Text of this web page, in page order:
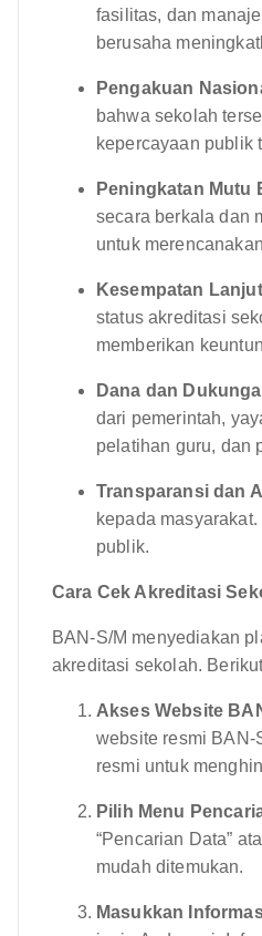
fasilitas, dan
berusaha
Pengakuan
bahwa sekolah
kepercayaan publik
Peningkatan Mutu
secara berkala dan
untuk
Kesempatan
status akreditasi
memberikan
Dana dan
dari pemerintah,
pelatihan guru, dan
Transparansi dan
kepada
publik.
Cara Cek Akreditasi
BAN-S/M menyediakan
akreditasi sekolah.
Akses Website
website resmi BAN-
resmi untuk
Pilih Menu
“Pencarian Data”
mudah ditemukan.
Masukkan